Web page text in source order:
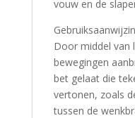
vouw en de
Door middel van
bewegingen
bet gelaat die
vertonen, zoals
tussen de